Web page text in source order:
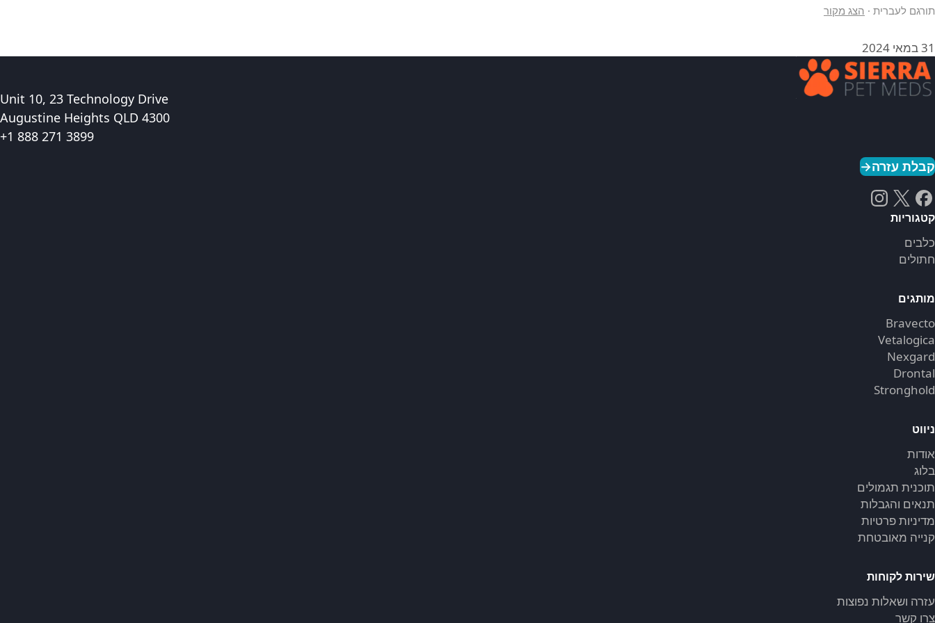
תורגם לעברית · הצג מקור
31 במאי 2024
Unit 10, 23 Technology Drive
Augustine Heights QLD 4300
+1 888 271 3899
קבלת עזרה→
קטגוריות
כלבים
חתולים
מותגים
Bravecto
Vetalogica
Nexgard
Drontal
Stronghold
ניווט
אודות
בלוג
תוכנית תגמולים
תנאים והגבלות
מדיניות פרטיות
קנייה מאובטחת
שירות לקוחות
עזרה ושאלות נפוצות
צרו קשר